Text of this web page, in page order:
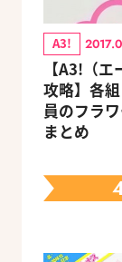
A3!
【A3!（エ
攻略】各
員のフラ
まとめ